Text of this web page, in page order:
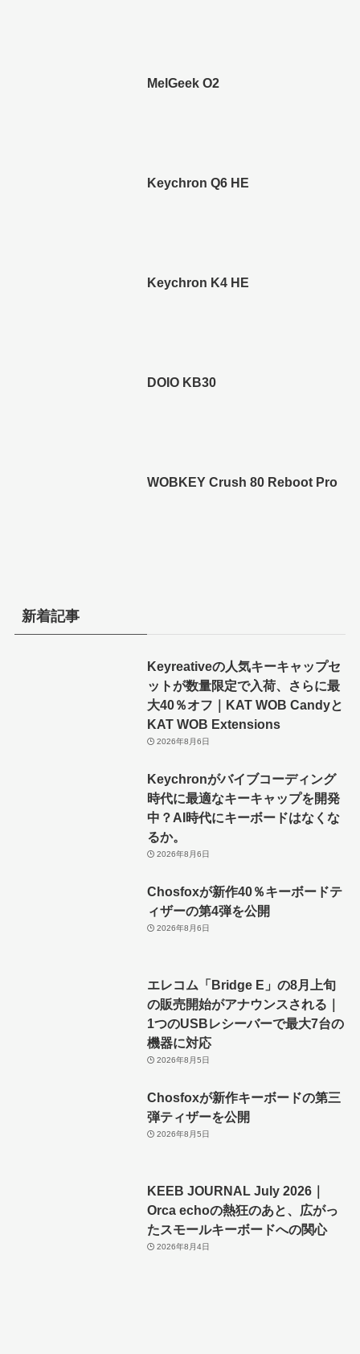
MelGeek O2
Keychron Q6 HE
Keychron K4 HE
DOIO KB30
WOBKEY Crush 80 Reboot Pro
新着記事
Keyreativeの人気キーキャップセ
ットが数量限定で入荷、さらに最
大40％オフ｜KAT WOB Candyと
KAT WOB Extensions
2026年8月6日
Keychronがバイブコーディング
時代に最適なキーキャップを開発
中？AI時代にキーボードはなくな
るか。
2026年8月6日
Chosfoxが新作40％キーボードテ
ィザーの第4弾を公開
2026年8月6日
エレコム「Bridge E」の8月上旬
の販売開始がアナウンスされる｜
1つのUSBレシーバーで最大7台の
機器に対応
2026年8月5日
Chosfoxが新作キーボードの第三
弾ティザーを公開
2026年8月5日
KEEB JOURNAL July 2026｜
Orca echoの熱狂のあと、広がっ
たスモールキーボードへの関心
2026年8月4日